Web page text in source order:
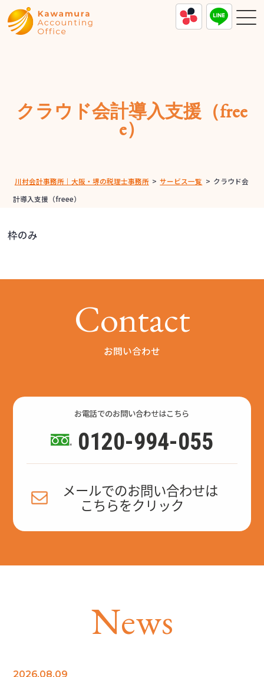
クラウド会計導入支援（free
e）
川村会計事務所｜大阪・堺の税理士事務所 > サービス一覧 > クラウド会
計導入支援（freee）
枠のみ
Contact
お問い合わせ
お電話でのお問い合わせはこちら
0120-994-055
メールでのお問い合わせは
こちらをクリック
News
2026.08.09